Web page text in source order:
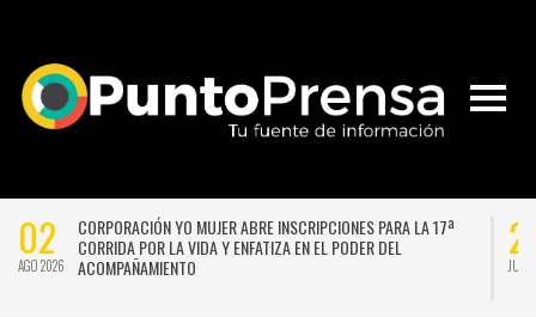
02
AGO 2026
CORPORACIÓN YO MUJER ABRE INSCRIPCIONES PARA LA 17ª
CORRIDA POR LA VIDA Y ENFATIZA EN EL PODER DEL
ACOMPAÑAMIENTO
JUL